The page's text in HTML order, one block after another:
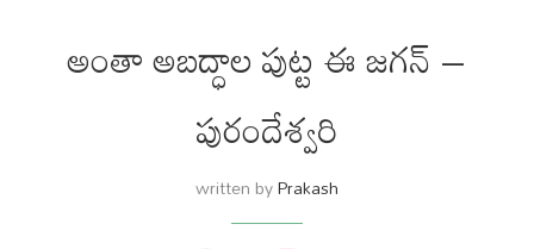
అంతా అబద్ధాల పుట్ట ఈ జగన్ –
పురందేశ్వరి
written byPrakash